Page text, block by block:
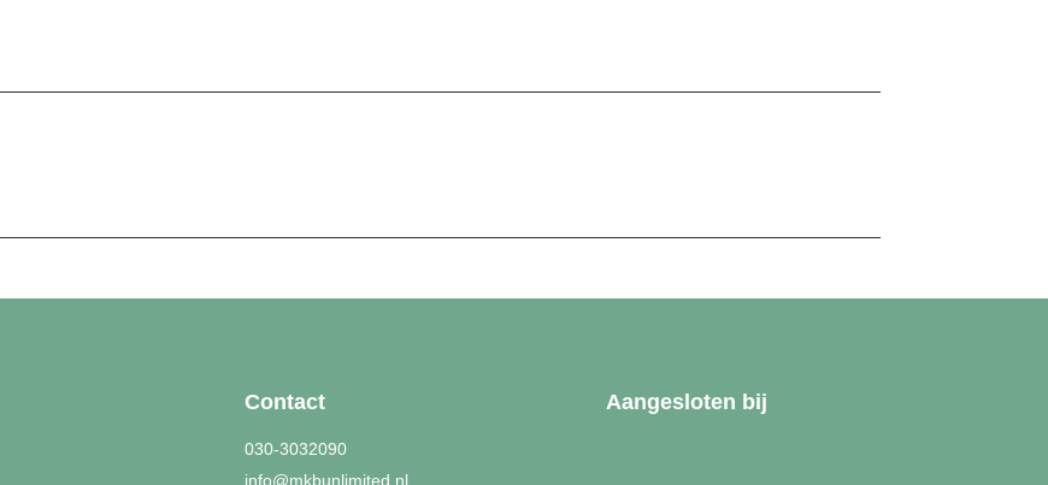
Contact
030-3032090
info@mkbunlimited.nl
Aangesloten bij